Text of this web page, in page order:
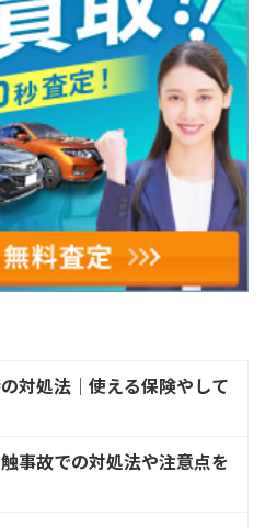
対処法│使える保険やして
事故での対処法や注意点を